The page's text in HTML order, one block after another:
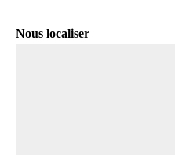
Nous localiser